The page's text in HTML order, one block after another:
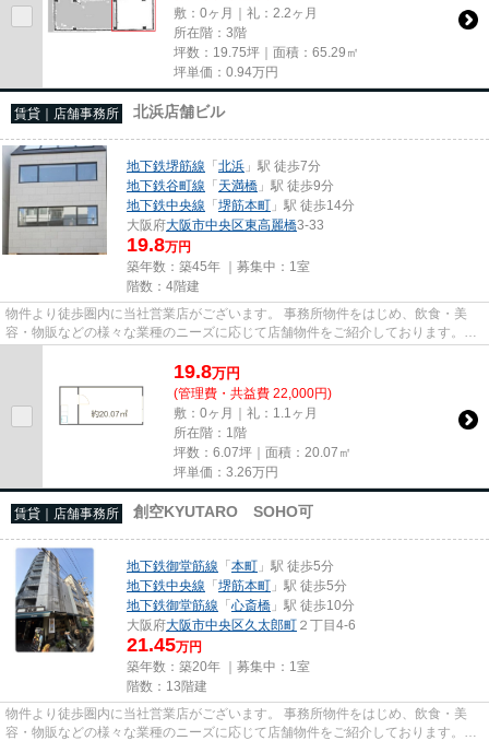
敷：0ヶ月｜礼：2.2ヶ月
所在階：3階
坪数：19.75坪｜面積：65.29㎡
坪単価： 0.94万円
賃貸｜店舗事務所 北浜店舗ビル
地下鉄堺筋線 「北浜 」駅 徒歩7分
地下鉄谷町線 「天満橋 」駅 徒歩9分
地下鉄中央線 「堺筋本町 」駅 徒歩14分
大阪府大阪市中央区東高麗橋3-33
19.8万円
築年数：築45年 ｜募集中： 1室
階数：4階建
物件より徒歩圏内に当社営業店がございます。 事務所物件をはじめ、飲食・美
容・物販などの様々な業種のニーズに応じて店舗物件をご紹介しております。
尚、弊社ではおとり広告は一切...
19.8万円
(管理費・共益費 22,000円)
敷：0ヶ月｜礼：1.1ヶ月
所在階：1階
坪数：6.07坪｜面積：20.07㎡
坪単価： 3.26万円
賃貸｜店舗事務所 創空KYUTARO SOHO可
地下鉄御堂筋線 「本町 」駅 徒歩5分
地下鉄中央線 「堺筋本町 」駅 徒歩5分
地下鉄御堂筋線 「心斎橋 」駅 徒歩10分
大阪府大阪市中央区久太郎町 ２丁目4-6
21.45万円
築年数：築20年 ｜募集中： 1室
階数：13階建
物件より徒歩圏内に当社営業店がございます。 事務所物件をはじめ、飲食・美
容・物販などの様々な業種のニーズに応じて店舗物件をご紹介しております。